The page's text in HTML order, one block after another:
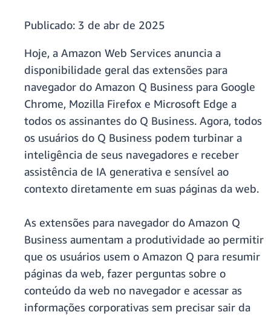
Publicado: 3 de abr de 2025
Hoje, a Amazon Web Services anuncia a
disponibilidade geral das extensões para
navegador do Amazon Q Business para Google
Chrome, Mozilla Firefox e Microsoft Edge a
todos os assinantes do Q Business. Agora, todos
os usuários do Q Business podem turbinar a
inteligência de seus navegadores e receber
assistência de IA generativa e sensível ao
contexto diretamente em suas páginas da web.
As extensões para navegador do Amazon Q
Business aumentam a produtividade ao permitir
que os usuários usem o Amazon Q para resumir
páginas da web, fazer perguntas sobre o
conteúdo da web no navegador e acessar as
informações corporativas sem precisar sair da